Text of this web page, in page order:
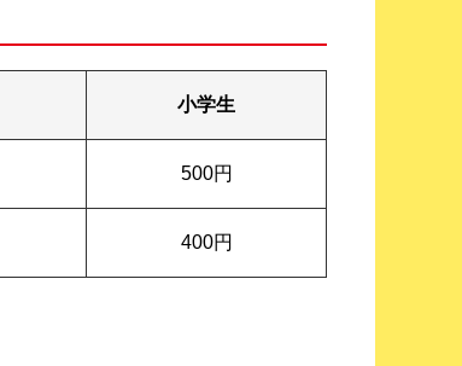
小学生
500円
400円